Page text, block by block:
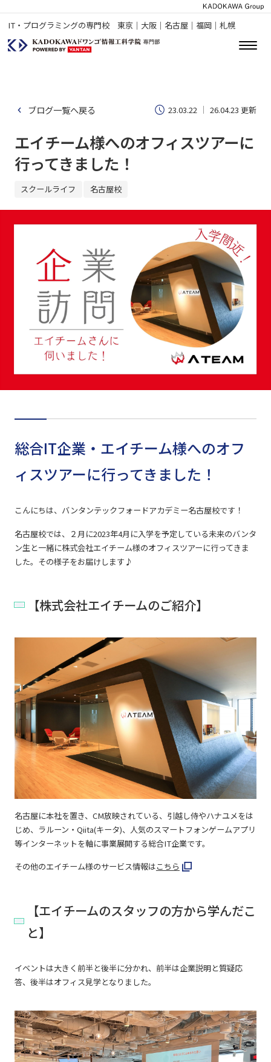
IT・プログラミングの専門校 東京｜大阪｜名古屋｜福岡｜札幌
ブログ一覧へ戻る 23.03.22 26.04.23 更新
エイチーム様へのオフィスツアーに
行ってきました！
スクールライフ 名古屋校
総合IT企業・エイチーム様へのオフ
ィスツアーに行ってきました！
こんにちは、バンタンテックフォードアカデミー名古屋校です！
名古屋校では、２月に2023年4月に入学を予定している未来のバンタ
ン生と一緒に株式会社エイチーム様のオフィスツアーに行ってきま
した。その様子をお届けします♪
【株式会社エイチームのご紹介】
名古屋に本社を置き、CM放映されている、引越し侍やハナユメをは
じめ、ラルーン・Qiita(キータ)、人気のスマートフォンゲームアプリ
等インターネットを軸に事業展開する総合IT企業です。
その他のエイチーム様のサービス情報はこちら
【エイチームのスタッフの方から学んだこ
と】
イベントは大きく前半と後半に分かれ、前半は企業説明と質疑応
答、後半はオフィス見学となりました。